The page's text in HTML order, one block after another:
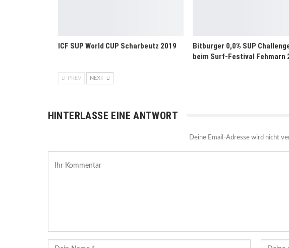
ICF SUP World CUP Scharbeutz 2019
Bitburger 0,0% SUP
beim Surf-Festival Fehmarn
PREV NEXT
HINTERLASSE EINE ANTWORT
Deine Email-Adresse wird nicht